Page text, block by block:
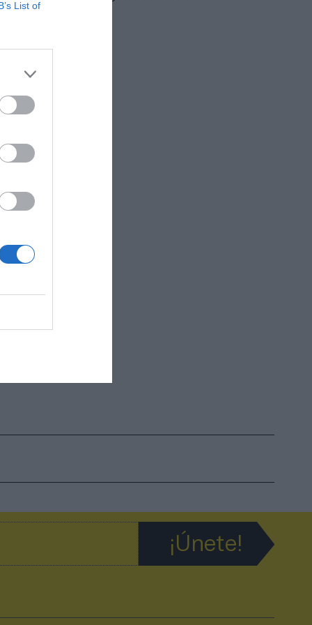
List of